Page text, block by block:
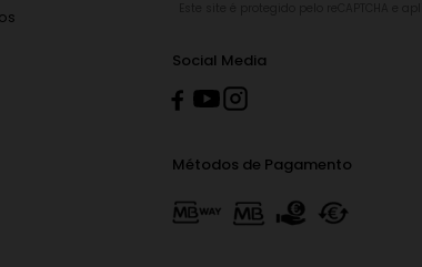
Social Media
Métodos de Pagamento